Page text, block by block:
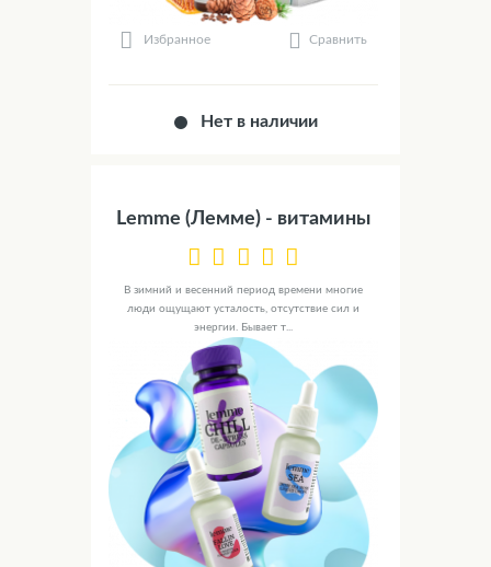
Избранное Сравнить
Нет в наличии
Lemme (Лемме) - витамины
В зимний и весенний период времени многие
люди ощущают усталость, отсутствие сил и
энергии. Бывает т...